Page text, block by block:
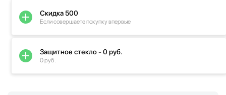
Скидка 500
Если совершаете покупку впервые
Защитное стекло - 0 руб.
0 руб.